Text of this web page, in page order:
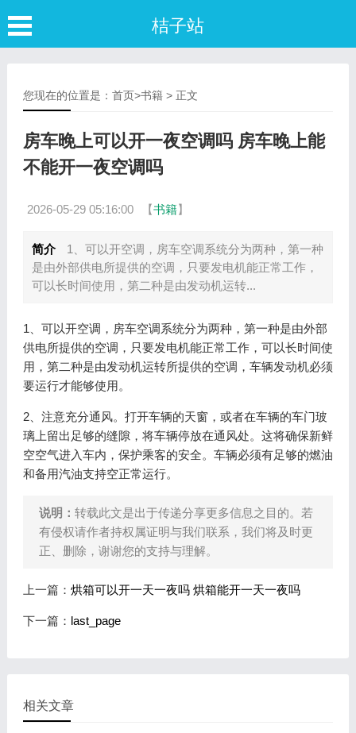
桔子站
您现在的位置是： 首页>书籍> 正文
房车晚上可以开一夜空调吗 房车晚上能
不能开一夜空调吗
2026-05-29 05:16:00 【书籍】
简介
1、可以开空调，房车空调系统分为两种，第一种
是由外部供电所提供的空调，只要发电机能正常工作，
可以长时间使用，第二种是由发动机运转...
1、可以开空调，房车空调系统分为两种，第一种是由外部
供电所提供的空调，只要发电机能正常工作，可以长时间使
用，第二种是由发动机运转所提供的空调，车辆发动机必须
要运行才能够使用。
2、注意充分通风。打开车辆的天窗，或者在车辆的车门玻
璃上留出足够的缝隙，将车辆停放在通风处。这将确保新鲜
空空气进入车内，保护乘客的安全。车辆必须有足够的燃油
和备用汽油支持空正常运行。
说明： 转载此文是出于传递分享更多信息之目的。若
有侵权请作者持权属证明与我们联系，我们将及时更
正、删除，谢谢您的支持与理解。
上一篇： 烘箱可以开一天一夜吗 烘箱能开一天一夜吗
下一篇： last_page
相关文章